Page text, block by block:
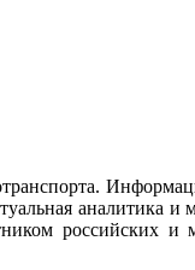
аналитика и
российских и